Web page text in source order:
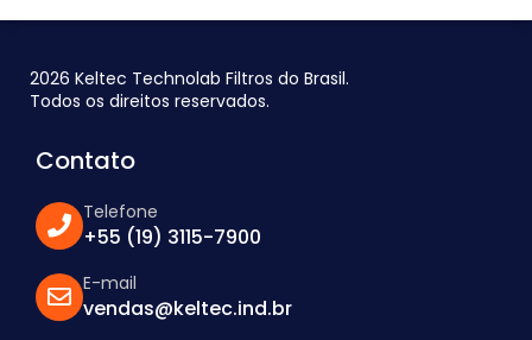
2026 Keltec Technolab Filtros do Brasil.
Todos os direitos reservados.
Contato
Telefone
+55 (19) 3115-7900
E-mail
vendas@keltec.ind.br